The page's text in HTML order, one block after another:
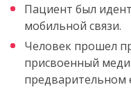
Пациент был
мобильной связи.
Человек прошел
присвоенный
предварительном